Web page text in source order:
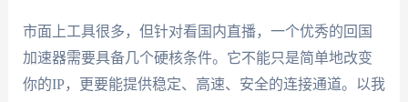
市面上工具很多，但针对看国内直播，一个优秀的回国
加速器需要具备几个硬核条件。它不能只是简单地改变
你的IP，更要能提供稳定、高速、安全的连接通道。以我